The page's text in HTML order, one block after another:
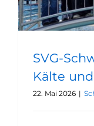
SVG-
Kälte
22. Mai 2026 |